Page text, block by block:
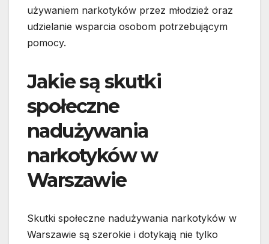
używaniem narkotyków przez młodzież oraz
udzielanie wsparcia osobom potrzebującym
pomocy.
Jakie są skutki
społeczne
nadużywania
narkotyków w
Warszawie
Skutki społeczne nadużywania narkotyków w
Warszawie są szerokie i dotykają nie tylko